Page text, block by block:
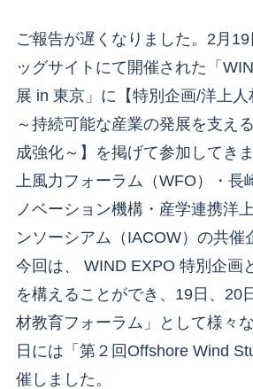
ご報告が遅くなりました。2月
ッグサイトにて開催された「
展 in 東京」に【特別企画/洋上
～持続可能な産業の発展を支え
成強化～】を掲げて参加してき
上風力フォーラム（WFO）・長
ノベーション機構・産学連携洋
ンソーシアム（IACOW）の共催
今回は、 WIND EXPO 特別企画
を構えることができ、19日、20
材教育フォーラム」として様々
日には「第２回Offshore Wind
催しました。